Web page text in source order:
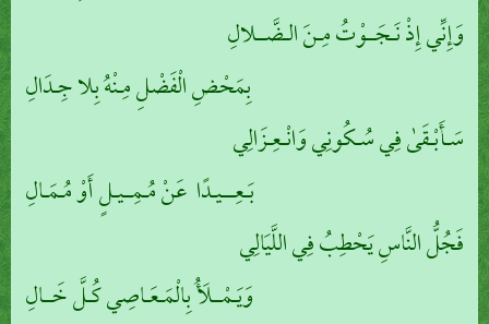
وَإِنِّي إِذْ نَـجَــوْتُ مِـنَ الـضَّــلالِ
بِمَحْضِ الْفَضْلِ مِـنْهُ بِلا جِـدَالِ
سَـأَبْـقَىٰ فِي سُـكُونِي وَانْـعِـزَالِي
بَـعِـــيـدًا عَنْ مُـمِــيـلٍ أَوْ مُـمَـالِ
فَجُلُّ النَّاسِ يَحْطِبُ فِي اللَّيَالِي
وَيَـمْــلَأُ بِالْمَـعَـاصِي كُـلَّ خَــالِ